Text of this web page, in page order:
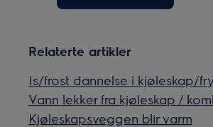
Relaterte artikler
Is/frost dannelse i kjøleskap/
Vann lekker fra kjøleskap /
Kjøleskapsveggen blir varm